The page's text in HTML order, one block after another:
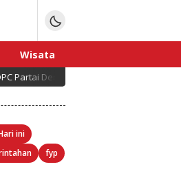
Wisata
Partai Demokrat Pulau Seribu Gelar
ini
fyp